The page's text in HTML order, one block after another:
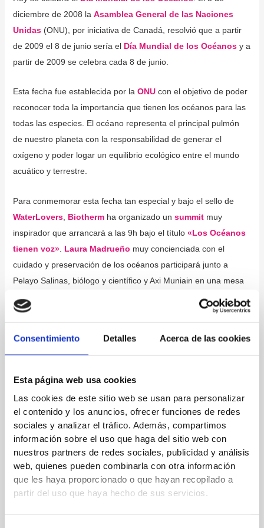
Consentimiento Detalles Acerca de las cookies
Esta página web usa cookies
Las cookies de este sitio web se usan para personalizar
el contenido y los anuncios, ofrecer funciones de redes
sociales y analizar el tráfico. Además, compartimos
información sobre el uso que haga del sitio web con
nuestros partners de redes sociales, publicidad y análisis
web, quienes pueden combinarla con otra información
que les haya proporcionado o que hayan recopilado a
partir del uso que haya hecho de sus servicios.
diciembre de 2008 laAsamblea General de las Naciones
Unidas (ONU), por iniciativa de Canadá, resolvió que a partir
de 2009 el 8 de junio sería el Día Mundial de los Océanos y a
partir de 2009 se celebra cada 8 de junio.
Esta fecha fue establecida por laONU con el objetivo de poder
reconocer toda la importancia que tienen los océanos para las
todas las especies. El océano representa el principal pulmón
de nuestro planeta con la responsabilidad de generar el
oxígeno y poder logar un equilibrio ecológico entre el mundo
acuático y terrestre.
Para conmemorar esta fecha tan especial y bajo el sello de
WaterLovers Biotherm ha organizado unsummit muy
inspirador que arrancará a las 9h bajo el título«Los Océanos
tienen voz» Laura Madrueño muy concienciada con el
cuidado y preservación de los océanos participará junto a
Pelayo Salinas, biólogo y científico y Axi Muniain en una mesa
redonda moderada por la periodista Ixone Díaz y que tendrá
como temática «Las Voces del Mar». Conectaos a las 17h si
emotiva. Está en nuestras manos salvar los océanos. Si los
←Entrada anterior Entrada siguiente
Deja un comentario
Tu dirección de correo electrónico no será publicada. Los
campos obligatorios están marcados con *